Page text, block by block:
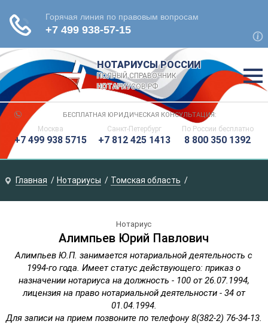
НОТАРИУСЫ РОССИИ
ПОЛНЫЙ СПРАВОЧНИК
НОТАРИУСОВ РФ
БЕСПЛАТНАЯ ЮРИДИЧЕСКАЯ КОНСУЛЬТАЦИЯ:
Москва
+7 499 938 5715
Санкт-Петербург
+7 812 425 1413
По России бесплатно
8 800 350 1392
Главная Нотариусы Томская область
Нотариус
Алимпьев Юрий Павлович
Алимпьев Ю.П. занимается нотариальной деятельность с
1994-го года. Имеет статус действующего: приказ о
назначении нотариуса на должность - 100 от 26.07.1994,
лицензия на право нотариальной деятельности - 34 от
01.04.1994.
Для записи на прием позвоните по телефону 8(382-2) 76-34-13.